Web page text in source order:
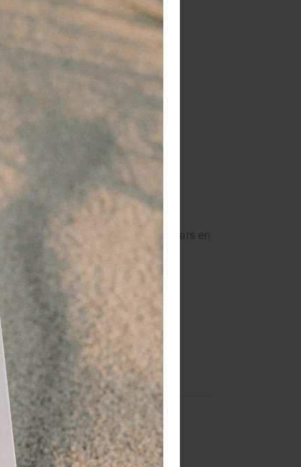
1-2 werkdagen
bezorging va. €95,- excl. btw
retourgarantie
dé paramedisch specialist
het onnodig gebruik van pleisters en
40 x 5 cm.